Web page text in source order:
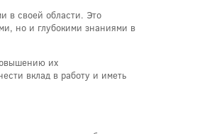
в своей области. Это
но и глубокими знаниями в
их
вклад в работу и иметь